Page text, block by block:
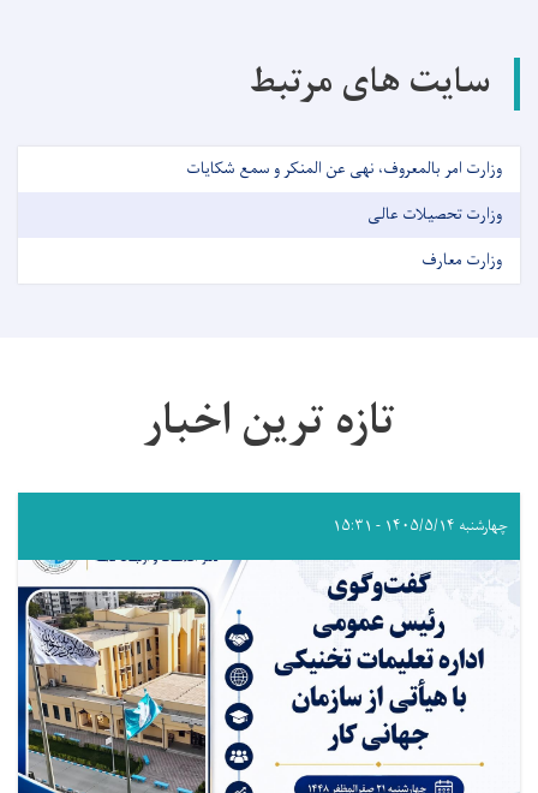
سایت های مرتبط
وزارت امر بالمعروف، نهی عن المنکر و سمع شکایات
وزارت تحصیلات عالی
وزارت معارف
تازه ترین اخبار
چهارشنبه ۱۴۰۵/۵/۱۴ - ۱۵:۳۱